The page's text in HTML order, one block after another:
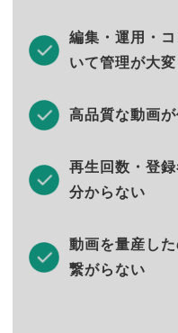
編集・運用・
いて管理が大変
高品質な動画
再生回数・登
分からない
動画を量産し
繋がらない